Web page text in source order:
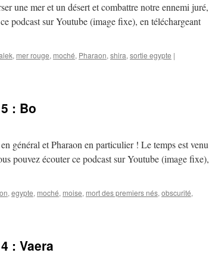
Yithro
une mer et un désert et combattre notre ennemi juré,
podcast sur Youtube (image fixe), en téléchargeant
, mer rouge, moché, Pharaon, shira, sortie egypte |
: Bo
général et Pharaon en particulier ! Le temps est venu
pouvez écouter ce podcast sur Youtube (image fixe),
, egypte, moché, moise, mort des premiers nés, obscurité,
: Vaera